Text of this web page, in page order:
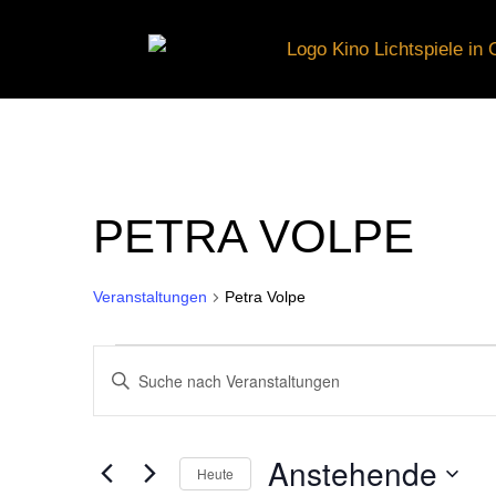
PETRA VOLPE
Veranstaltungen Petra Volpe
VERANSTALTUNGEN
VERANSTALTUNGEN
SUCHE
Bitte
Suche
Heute Anstehende